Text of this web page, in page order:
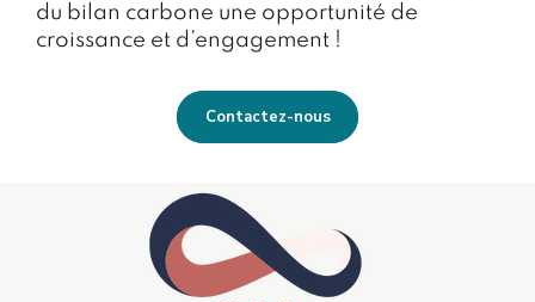
du bilan carbone une opportunité de
croissance et d’engagement !
Contactez-nous